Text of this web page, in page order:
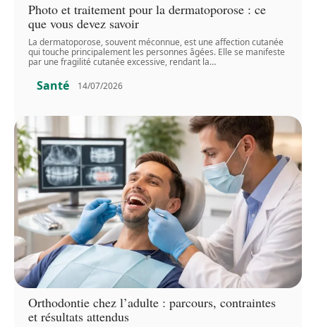
Photo et traitement pour la dermatoporose : ce
que vous devez savoir
La dermatoporose, souvent méconnue, est une affection cutanée
qui touche principalement les personnes âgées. Elle se manifeste
par une fragilité cutanée excessive, rendant la…
Santé 14/07/2026
Orthodontie chez l’adulte : parcours, contraintes
et résultats attendus